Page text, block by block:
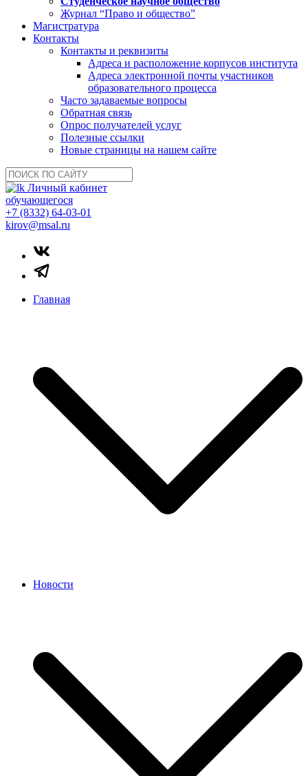
Журнал “Право и общество”
Магистратура
Контакты
Контакты и реквизиты
Адреса и расположение корпусов института
Адреса электронной почты участников
образовательного процесса
Часто задаваемые вопросы
Обратная связь
Опрос получателей услуг
Полезные ссылки
Новые страницы на нашем сайте
Личный кабинет
обучающегося
+7 (8332) 64-03-01
kirov@msal.ru
Главная
Новости